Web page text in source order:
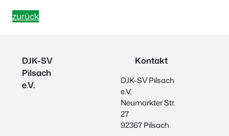
zurück
DJK-SV
Pilsach
e.V.
Kontakt
DJK-SV Pilsach
e.V.
Neumarkter Str.
27
92367 Pilsach